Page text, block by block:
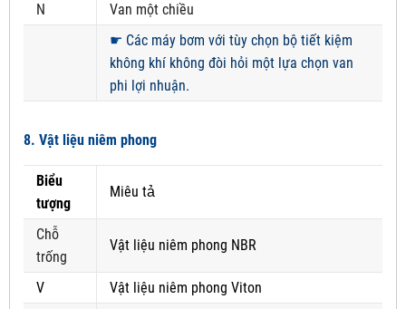
N
Van một chiều
☛ Các máy bơm với tùy chọn bộ tiết kiệm
không khí không đòi hỏi một lựa chọn van
phi lợi nhuận.
8. Vật liệu niêm phong
Biểu
tượng
Miêu tả
Chỗ
trống
Vật liệu niêm phong NBR
V
Vật liệu niêm phong Viton